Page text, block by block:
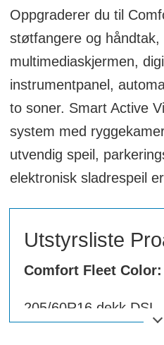
Oppgraderer du til
støtfangere og håndtak,
multimediaskjermen,
instrumentpanel,
to soner. Smart Active
system med
utvendig speil,
elektronisk sladrespeil
Utstyrsliste
Comfort Fleet Color:
205/60R16 dekk DSL